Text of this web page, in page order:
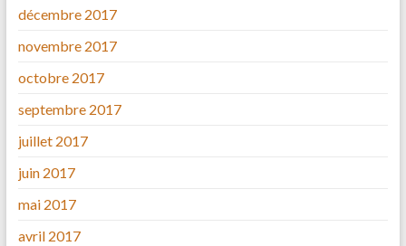
décembre 2017
novembre 2017
octobre 2017
septembre 2017
juillet 2017
juin 2017
mai 2017
avril 2017